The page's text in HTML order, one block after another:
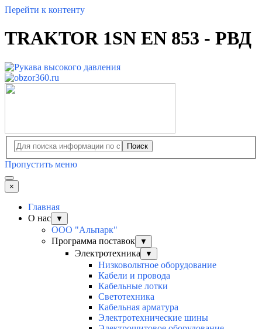
Перейти к контенту
TRAKTOR 1SN EN 853 - РВД
Поиск
Пропустить меню
×
Главная
О нас
▼
ООО "Альпарк"
Программа поставок
▼
Электротехника ▼
Низковольтное оборудование
Кабели и провода
Кабельные лотки
Светотехника
Кабельная арматура
Электротехнические шины